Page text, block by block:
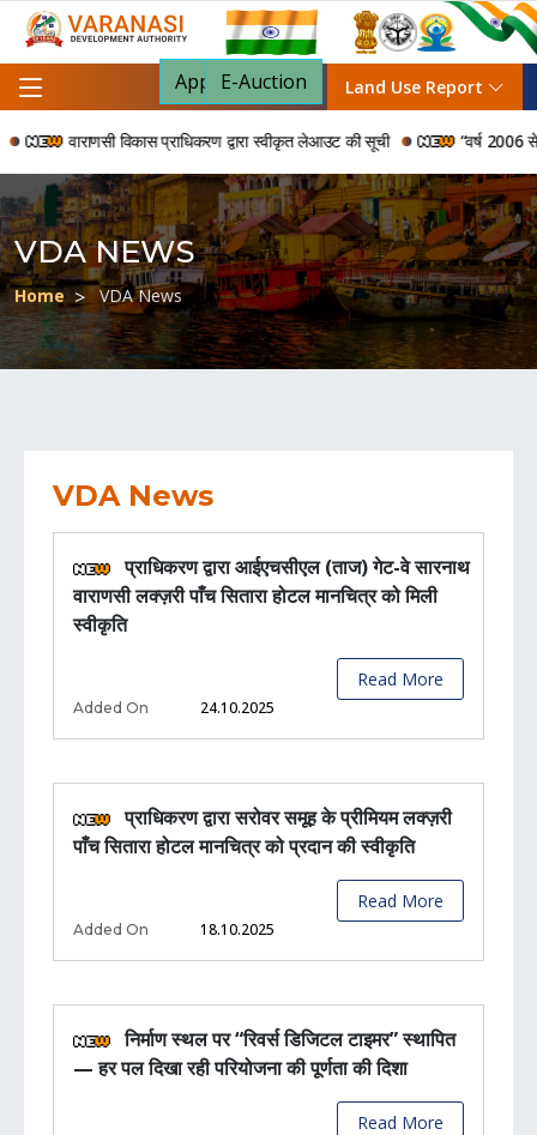
Apply For NOC
E-Auction Land Use Report
वाराणसी विकास प्राधिकरण द्वारा स्वीकृत लेआउट की सूची “वर्ष 2006 से
VDA NEWS
Home VDA News
VDA News
प्राधिकरण द्वारा आईएचसीएल (ताज) गेट-वे सारनाथ
वाराणसी लक्ज़री पाँच सितारा होटल मानचित्र को मिली
स्वीकृति
Read More
Added On 24.10.2025
प्राधिकरण द्वारा सरोवर समूह के प्रीमियम लक्ज़री
पाँच सितारा होटल मानचित्र को प्रदान की स्वीकृति
Read More
Added On 18.10.2025
निर्माण स्थल पर “रिवर्स डिजिटल टाइमर” स्थापित
— हर पल दिखा रही परियोजना की पूर्णता की दिशा
Read More